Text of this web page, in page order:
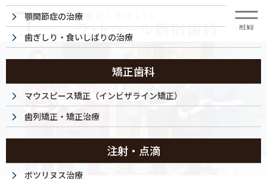
コ
テ
移
ナ
ゲ
ン
移
メディア
顎関節症の治療
歯ぎしり・食いしばりの治療
矯正歯科
マウスピース矯正（インビザライン矯正）
歯列矯正・矯正治療
注射・点滴
ボツリヌス治療